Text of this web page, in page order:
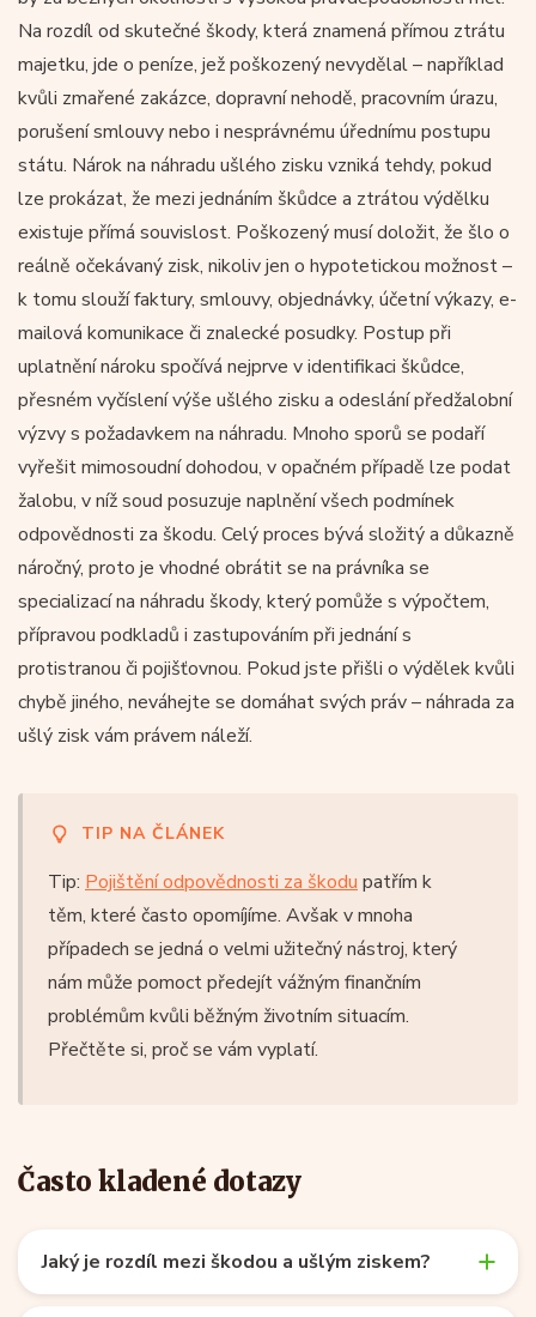
Na rozdíl od skutečné škody, která znamená přímou ztrátu
majetku, jde o peníze, jež poškozený nevydělal – například
kvůli zmařené zakázce, dopravní nehodě, pracovním úrazu,
porušení smlouvy nebo i nesprávnému úřednímu postupu
státu. Nárok na náhradu ušlého zisku vzniká tehdy, pokud
lze prokázat, že mezi jednáním škůdce a ztrátou výdělku
existuje přímá souvislost. Poškozený musí doložit, že šlo o
reálně očekávaný zisk, nikoliv jen o hypotetickou možnost –
k tomu slouží faktury, smlouvy, objednávky, účetní výkazy, e-
mailová komunikace či znalecké posudky. Postup při
uplatnění nároku spočívá nejprve v identifikaci škůdce,
přesném vyčíslení výše ušlého zisku a odeslání předžalobní
výzvy s požadavkem na náhradu. Mnoho sporů se podaří
vyřešit mimosoudní dohodou, v opačném případě lze podat
žalobu, v níž soud posuzuje naplnění všech podmínek
odpovědnosti za škodu. Celý proces bývá složitý a důkazně
náročný, proto je vhodné obrátit se na právníka se
specializací na náhradu škody, který pomůže s výpočtem,
přípravou podkladů i zastupováním při jednání s
protistranou či pojišťovnou. Pokud jste přišli o výdělek kvůli
chybě jiného, neváhejte se domáhat svých práv – náhrada za
ušlý zisk vám právem náleží.
TIP NA ČLÁNEK
Tip: Pojištění odpovědnosti za škodu patřím k
těm, které často opomíjíme. Avšak v mnoha
případech se jedná o velmi užitečný nástroj, který
nám může pomoct předejít vážným finančním
problémům kvůli běžným životním situacím.
Přečtěte si, proč se vám vyplatí.
Často kladené dotazy
Jaký je rozdíl mezi škodou a ušlým ziskem?